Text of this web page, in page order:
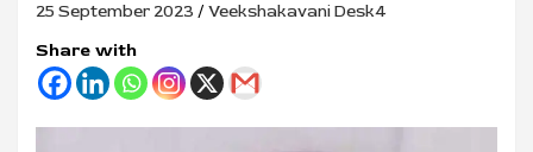
25 September 2023 Veekshakavani Desk4
Share with